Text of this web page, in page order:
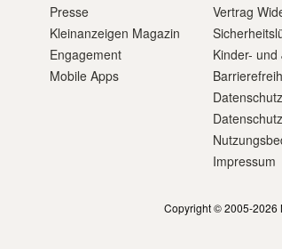
Presse
Kleinanzeigen Magazin
Engagement
Mobile Apps
Vertrag
Kinder-
Impressum
Copyright © 2005-2026